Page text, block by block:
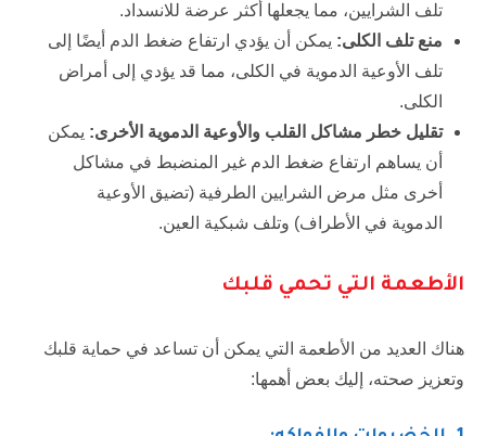
تلف الشرايين، مما يجعلها أكثر عرضة للانسداد.
منع تلف الكلى: يمكن أن يؤدي ارتفاع ضغط الدم أيضًا إلى
تلف الأوعية الدموية في الكلى، مما قد يؤدي إلى أمراض
الكلى.
تقليل خطر مشاكل القلب والأوعية الدموية الأخرى: يمكن
أن يساهم ارتفاع ضغط الدم غير المنضبط في مشاكل
أخرى مثل مرض الشرايين الطرفية (تضيق الأوعية
الدموية في الأطراف) وتلف شبكية العين.
الأطعمة التي تحمي قلبك
هناك العديد من الأطعمة التي يمكن أن تساعد في حماية قلبك
وتعزيز صحته، إليك بعض أهمها: